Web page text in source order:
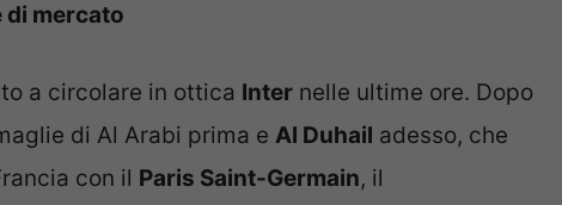
di mercato
a circolare in ottica Inter nelle ultime ore. Dopo
di Al Arabi prima e Al Duhail adesso, che
con il Paris Saint-Germain, il